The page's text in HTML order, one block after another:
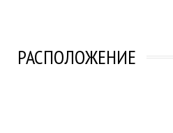
РАСПОЛОЖЕНИЕ